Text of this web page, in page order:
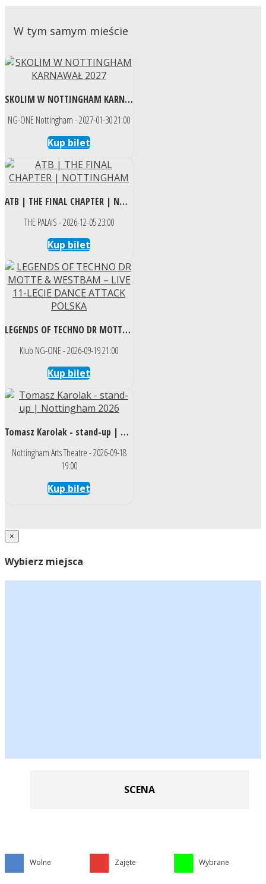
W tym samym mieście
SKOLIM W NOTTINGHAM KARNAWAŁ 2027
NG-ONE Nottingham - 2027-01-30 21:00
Kup bilet
ATB | THE FINAL CHAPTER | NOTTINGHAM
THE PALAIS - 2026-12-05 23:00
Kup bilet
LEGENDS OF TECHNO DR MOTTE & WESTBAM – LIVE 11-LECIE DANCE ATTACK POLSKA
Klub NG-ONE - 2026-09-19 21:00
Kup bilet
Tomasz Karolak - stand-up | Nottingham 2026
Nottingham Arts Theatre - 2026-09-18
19:00
Kup bilet
×
Wybierz miejsca
SCENA
Wolne Zajęte Wybrane